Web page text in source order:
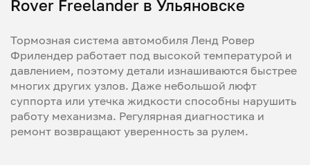
Rover Freelander в Ульяновске
Тормозная система автомобиля Ленд Ровер
Фрилендер работает под высокой температурой и
давлением, поэтому детали изнашиваются быстрее
многих других узлов. Даже небольшой люфт
суппорта или утечка жидкости способны нарушить
работу механизма. Регулярная диагностика и
ремонт возвращают уверенность за рулем.